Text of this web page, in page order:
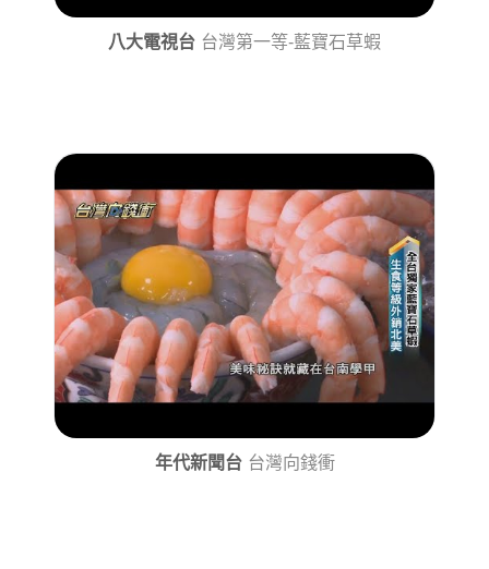
八大電視台 台灣第一等-藍寶石草蝦
年代新聞台 台灣向錢衝